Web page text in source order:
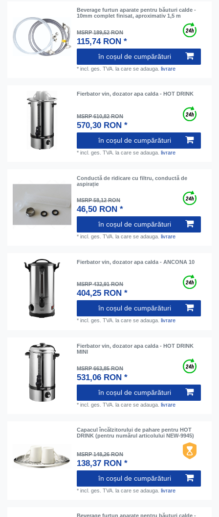
Beverage furtun aparate pentru băuturi calde -
10mm complet finisat, aproximativ 1,5 m
MSRP 189,52 RON
115,74 RON *
în coșul de cumpărături
*incl. ges. TVA. la care se adauga.livrare
Fierbator vin, dozator apa calda - HOT DRINK
MSRP 610,82 RON
570,30 RON *
în coșul de cumpărături
*incl. ges. TVA. la care se adauga.livrare
Conductă de ridicare cu filtru, conductă de
aspirație
MSRP 58,12 RON
46,50 RON *
în coșul de cumpărături
*incl. ges. TVA. la care se adauga. livrare
Fierbator vin, dozator apa calda - ANCONA 10
MSRP 432,91 RON
404,25 RON *
în coșul de cumpărături
*incl. ges. TVA. la care se adauga. livrare
Fierbator vin, dozator apa calda - HOT DRINK
MINI
MSRP 663,85 RON
531,06 RON *
în coșul de cumpărături
*incl. ges. TVA. la care se adauga.livrare
Capacul încălzitorului de pahare pentru HOT
DRINK (pentru numărul articolului NEW-9945)
MSRP 148,26 RON
138,37 RON *
în coșul de cumpărături
*incl. ges. TVA. la care se adauga.livrare
Beverage furtun aparate pentru băuturi calde -